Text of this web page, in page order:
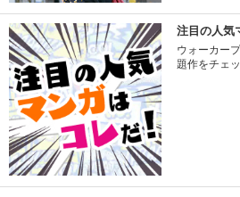
注目の人気
ウォーカー
題作をチェ